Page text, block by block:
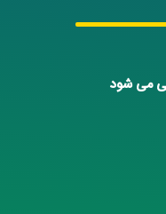
می شود